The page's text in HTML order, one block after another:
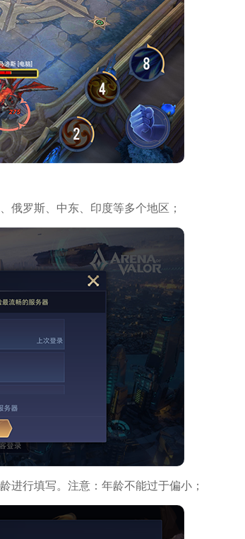
俄罗斯、中东、印度等多个地区；
进行填写。注意：年龄不能过于偏小；